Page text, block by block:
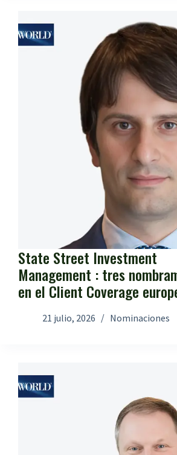
State Street Investment
Management : tres
en el Client Coverage
21 julio, 2026 Nominaciones